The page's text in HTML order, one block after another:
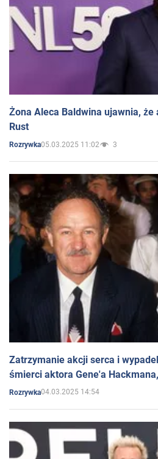
Żona Aleca Baldwina ujawnia,
Rust
Rozrywka05.03.2025 11:02 3
Zatrzymanie akcji serca i
śmierci aktora Gene'a
Rozrywka04.03.2025 14:54